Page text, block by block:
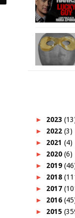
► 2023
► 2022 (3)
► 2021 (4)
► 2020 (6)
► 2019
► 2018
► 2017
► 2016
► 2015